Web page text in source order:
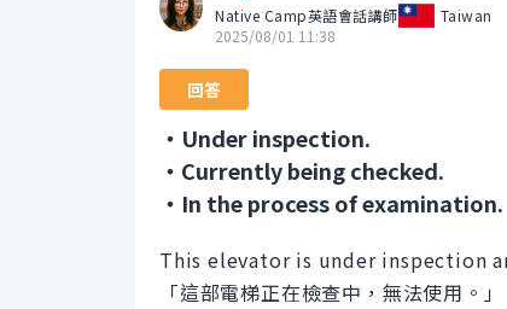
Native Camp英語會話講師
Taiwan
2025/08/01 11:38
回答
・Under inspection.
・Currently being checked.
・In the process of examination.
This elevator is under inspection
「這部電梯正在檢查中，無法使用。」